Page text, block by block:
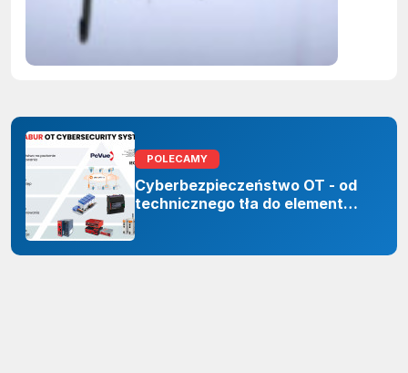
POLECAMY
Cyberbezpieczeństwo OT - od
technicznego tła do elementu